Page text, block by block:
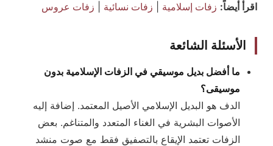
اقرأ أيضاً: زفات إسلامية زفات نسائية زفات عروس
الأسئلة الشائعة
ما أفضل بديل موسيقي في الزفات الإسلامية بدون
موسيقى؟
الدف هو البديل الإسلامي الأصيل المعتمد. إضافة إليه
الأصوات البشرية في الغناء المتعدد والمتناغم. بعض
الزفات تعتمد الإيقاع بالتصفيق فقط مع صوت منشد